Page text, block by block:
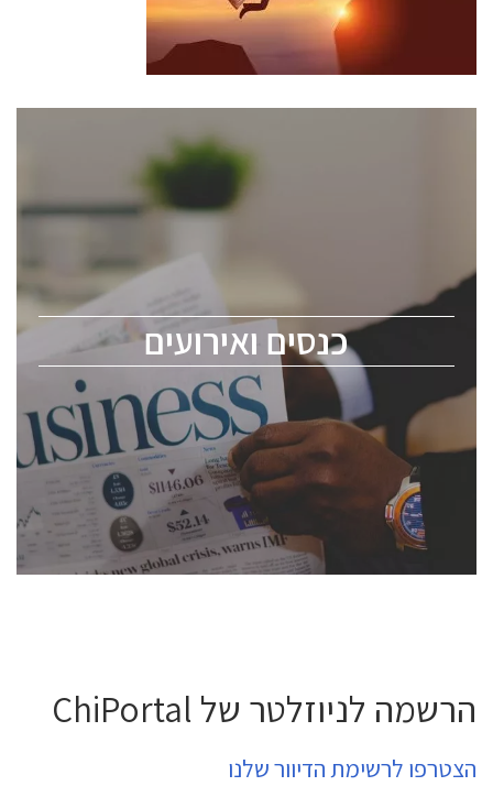
כנסים ואירועים
כנסים ואירועים
לכל העוסקים בתעשיית הסמיקונדקטור כולל מהנדסים,
ChipEx2026 will be held on May 12-13, 2026. The
conference is intended for everyone involved in the
semiconductor industry, including engineers,
professional experts, and senior executives.
לחץ לפרטים
הרשמה לניוזלטר של ChiPortal
הצטרפו לרשימת הדיוור שלנו